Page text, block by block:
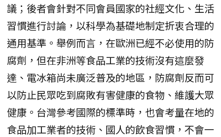
議；後者會針對不同會員國家的社經文化、生活
習慣進行討論，以科學為基礎地制定折衷合理的
通用基準。舉例而言，在歐洲已經不必使用的防
腐劑，但在非洲等食品工業的技術沒有這麼發
達、電冰箱尚未廣泛普及的地區，防腐劑反而可
以防止民眾吃到腐敗有害健康的食物、維護大眾
健康。台灣參考國際的標準時，也會考量在地的
食品加工業者的技術、國人的飲食習慣，不會一